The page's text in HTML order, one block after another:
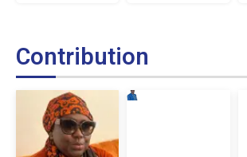
Contribution